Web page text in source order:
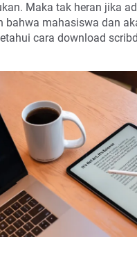
Maka tak heran jika
bahwa mahasiswa dan
cara download